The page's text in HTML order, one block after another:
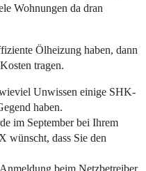
Wohnungen da dran
Ölheizung haben, dann
tragen.
Unwissen einige SHK-
haben.
im September bei Ihrem
wünscht, dass Sie den